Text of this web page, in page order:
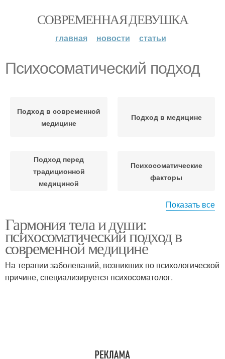
СОВРЕМЕННАЯ ДЕВУШКА
главная новости статьи
Психосоматический подход
Подход в современной
медицине
Подход в медицине
Подход перед
традиционной
медициной
Психосоматические
факторы
состояние
Психосоматические
Подход от
Показать все
Гармония тела и души:
психосоматический подход в
современной медицине
На терапии заболеваний, возникших по психологической
причине, специализируется психосоматолог.